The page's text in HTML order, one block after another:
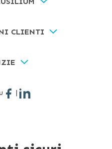
CLIENTI
|